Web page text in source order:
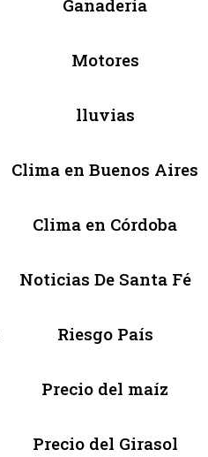
Ganadería
Motores
lluvias
Clima en Buenos Aires
Clima en Córdoba
Noticias De Santa Fé
Riesgo País
Precio del maíz
Precio del Girasol